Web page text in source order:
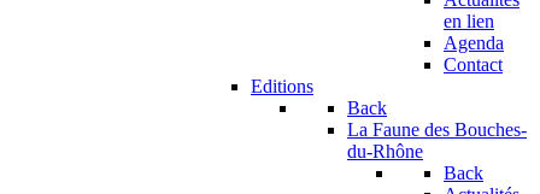
en lien
Agenda
Contact
Editions
Back
La Faune des Bouches-
du-Rhône
Back